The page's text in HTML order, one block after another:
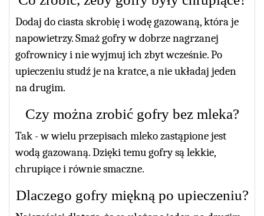
Dodaj do ciasta skrobię i wodę gazowaną, która je
napowietrzy. Smaż gofry w dobrze nagrzanej
gofrownicy i nie wyjmuj ich zbyt wcześnie. Po
upieczeniu studź je na kratce, a nie układaj jeden
na drugim.
Czy można zrobić gofry bez mleka?
Tak - w wielu przepisach mleko zastąpione jest
wodą gazowaną. Dzięki temu gofry są lekkie,
chrupiące i równie smaczne.
Dlaczego gofry miękną po upieczeniu?